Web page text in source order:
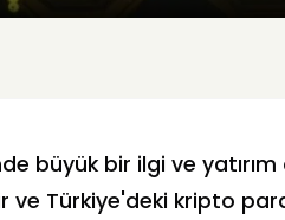
bir ilgi ve yatırım
ve Türkiye'deki kripto